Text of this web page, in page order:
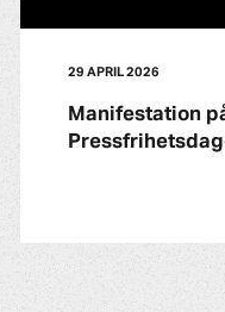
29 APRIL 2026
Manifestation